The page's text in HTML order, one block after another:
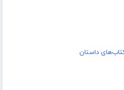
داستان